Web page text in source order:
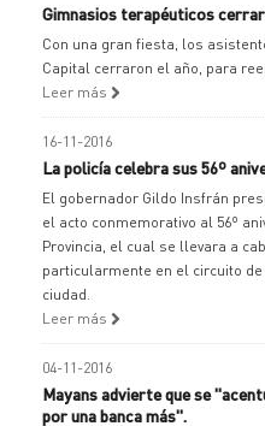
Gimnasios terapéuticos
Con una gran fiesta, los
Capital cerraron el año, para
Leer más
16-11-2016
La policía celebra sus 56º
El gobernador Gildo Insfrán
el acto conmemorativo al 56º
Provincia, el cual se llevara a
particularmente en el circuito
ciudad.
Leer más
04-11-2016
Mayans advierte que se
por una banca más".